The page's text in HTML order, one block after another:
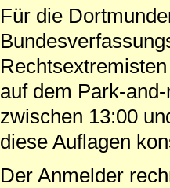
Für die
auf dem Park-
zwischen 13:00
diese Auflagen
Der Anmelder